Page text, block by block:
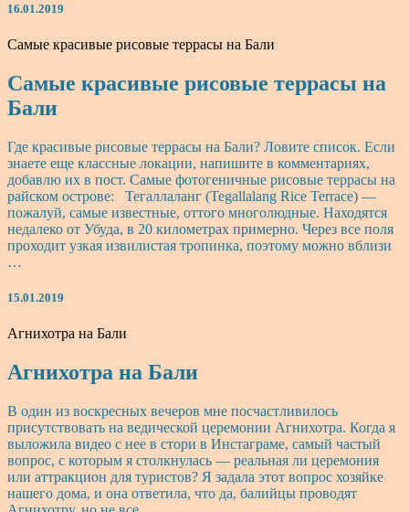
16.01.2019
Самые красивые рисовые террасы на Бали
Самые красивые рисовые террасы на
Бали
Где красивые рисовые террасы на Бали? Ловите список. Если
знаете еще классные локации, напишите в комментариях,
добавлю их в пост. Самые фотогеничные рисовые террасы на
райском острове: Тегаллаланг (Tegallalang Rice Terrace) —
пожалуй, самые известные, оттого многолюдные. Находятся
недалеко от Убуда, в 20 километрах примерно. Через все поля
проходит узкая извилистая тропинка, поэтому можно вблизи
…
15.01.2019
Агнихотра на Бали
Агнихотра на Бали
В один из воскресных вечеров мне посчастливилось
присутствовать на ведической церемонии Агнихотра. Когда я
выложила видео с нее в стори в Инстаграме, самый частый
вопрос, с которым я столкнулась — реальная ли церемония
или аттракцион для туристов? Я задала этот вопрос хозяйке
нашего дома, и она ответила, что да, балийцы проводят